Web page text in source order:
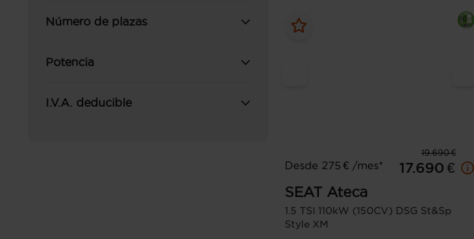
Número de plazas
Potencia
I.V.A. deducible
19.690 €
Desde 275 € /mes*
17.690 €
SEAT Ateca
1.5 TSI 110kW (150CV) DSG St&Sp
Style XM